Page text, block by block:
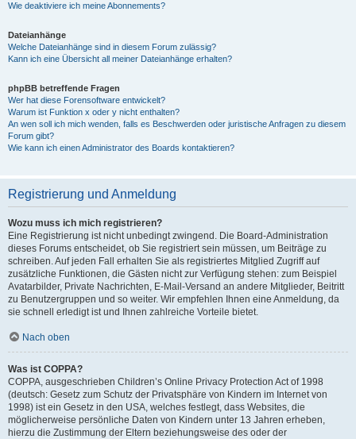
Wie deaktiviere ich meine Abonnements?
Dateianhänge
Welche Dateianhänge sind in diesem Forum zulässig?
Kann ich eine Übersicht all meiner Dateianhänge erhalten?
phpBB betreffende Fragen
Wer hat diese Forensoftware entwickelt?
Warum ist Funktion x oder y nicht enthalten?
An wen soll ich mich wenden, falls es Beschwerden oder juristische Anfragen zu diesem
Forum gibt?
Wie kann ich einen Administrator des Boards kontaktieren?
Registrierung und Anmeldung
Wozu muss ich mich registrieren?
Eine Registrierung ist nicht unbedingt zwingend. Die Board-Administration
dieses Forums entscheidet, ob Sie registriert sein müssen, um Beiträge zu
schreiben. Auf jeden Fall erhalten Sie als registriertes Mitglied Zugriff auf
zusätzliche Funktionen, die Gästen nicht zur Verfügung stehen: zum Beispiel
Avatarbilder, Private Nachrichten, E-Mail-Versand an andere Mitglieder, Beitritt
zu Benutzergruppen und so weiter. Wir empfehlen Ihnen eine Anmeldung, da
sie schnell erledigt ist und Ihnen zahlreiche Vorteile bietet.
Nach oben
Was ist COPPA?
COPPA, ausgeschrieben Children’s Online Privacy Protection Act of 1998
(deutsch: Gesetz zum Schutz der Privatsphäre von Kindern im Internet von
1998) ist ein Gesetz in den USA, welches festlegt, dass Websites, die
möglicherweise persönliche Daten von Kindern unter 13 Jahren erheben,
hierzu die Zustimmung der Eltern beziehungsweise des oder der